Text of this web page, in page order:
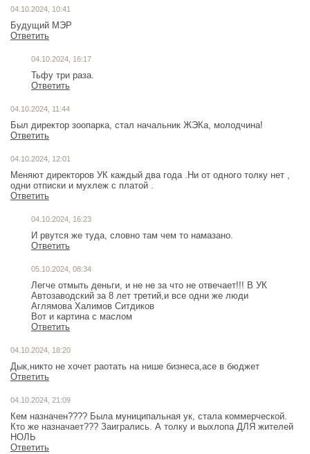
04.10.2024, 10:41
Будущий МЭР
Ответить
04.10.2024, 16:17
Тьфу три раза.
Ответить
04.10.2024, 11:44
Был директор зоопарка, стал начальник ЖЭКа, молодчина!
Ответить
04.10.2024, 12:01
Меняют директоров УК каждый два года .Ни от одного толку нет ,
одни отписки и мухлеж с платой .
Ответить
04.10.2024, 16:23
И рвутся же туда, словно там чем то намазано.
Ответить
05.10.2024, 08:34
Легче отмыть деньги, и не не за что не отвечает!!! В УК
Автозаводский за 8 лет третий,и все одни же люди
Аглямова Халимов Ситдиков
Вот и картина с маслом
Ответить
04.10.2024, 18:20
Дык,никто не хочет раотать на нише бизнеса,асе в бюджет
Ответить
04.10.2024, 21:09
Кем назначен???? Была муниципальная ук, стала коммерческой.
Кто же назначает??? Заигрались. А толку и выхлопа ДЛЯ жителей
НОЛЬ
Ответить